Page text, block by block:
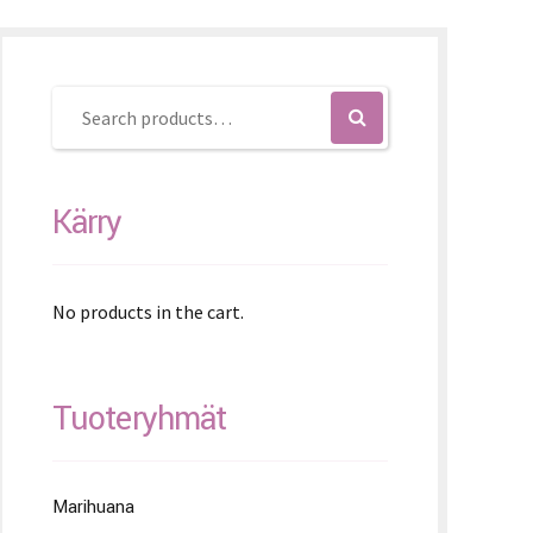
Kärry
No products in the cart.
Tuoteryhmät
Marihuana